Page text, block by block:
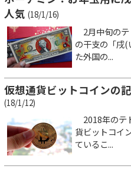
人気 (18/1/16)
2月中旬のテ
の干支の「戌(
た外国の...
仮想通貨ビットコインの
(18/1/12)
2018年のテ
貨ビットコイ
ているこ...